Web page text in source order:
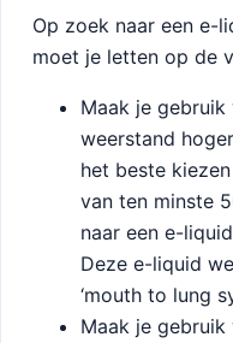
Op zoek naar een e-
moet je letten op de
Maak je
weerstand
het beste
van ten minste
naar een e-
Deze e-liquid
‘mouth to lung
Maak je